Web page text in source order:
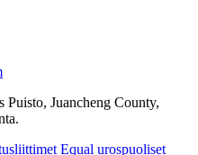
Juancheng County,